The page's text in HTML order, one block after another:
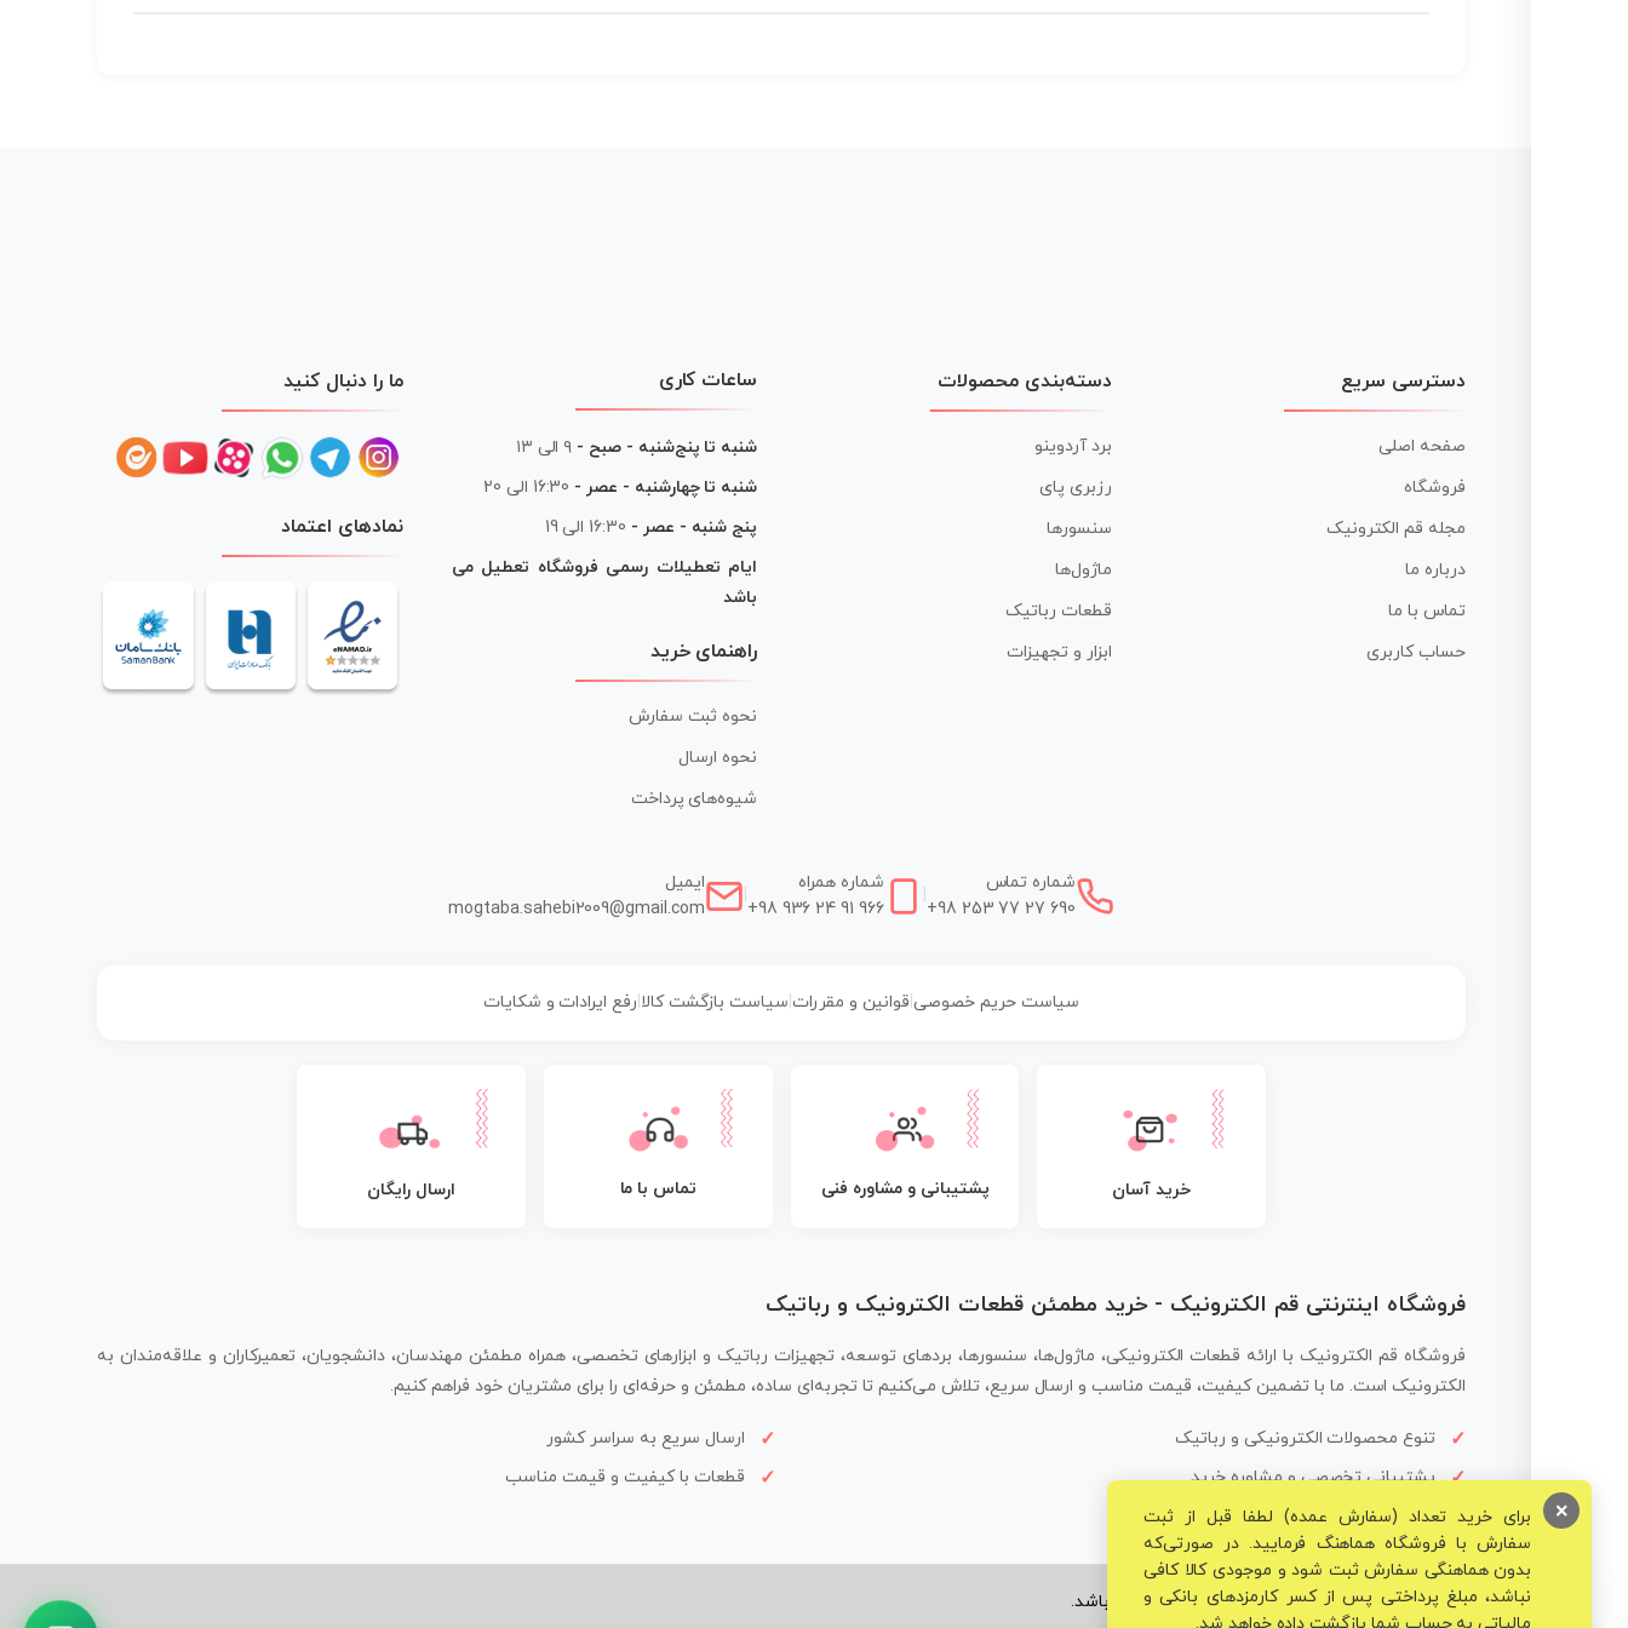
دسترسی سریع
صفحه اصلی
فروشگاه
مجله قم الکترونیک
درباره ما
تماس با ما
حساب کاربری
دسته‌بندی محصولات
برد آردوینو
رزبری پای
سنسورها
ماژول‌ها
قطعات رباتیک
ابزار و تجهیزات
ساعات کاری
شنبه تا پنج‌شنبه - صبح - ۹ الی ۱۳
شنبه تا چهارشنبه - عصر - 16:30 الی 20
پنج شنبه - عصر - 16:30 الی 19
ایام تعطیلات رسمی فروشگاه تعطیل می
باشد
راهنمای خرید
نحوه ثبت سفارش
نحوه ارسال
شیوه‌های پرداخت
ما را دنبال کنید
نمادهای اعتماد
شماره تماس
+98 253 77 27 690
شماره همراه
+98 936 24 91 966
ایمیل
mogtaba.sahebi2009@gmail.com
سیاست حریم خصوصی| قوانین و مقررات سیاست بازگشت کالا رفع ایرادات و شکایات
خرید آسان پشتیبانی و مشاوره فنی تماس با ما ارسال رایگان
فروشگاه اینترنتی قم الکترونیک - خرید مطمئن قطعات الکترونیک و رباتیک
فروشگاه قم الکترونیک با ارائه قطعات الکترونیکی، ماژول‌ها، سنسورها، بردهای توسعه، تجهیزات رباتیک و ابزارهای تخصصی، همراه مطمئن مهندسان، دانشجویان، تعمیرکاران و علاقه‌مندان به
الکترونیک است. ما با تضمین کیفیت، قیمت مناسب و ارسال سریع، تلاش می‌کنیم تا تجربه‌ای ساده، مطمئن و حرفه‌ای را برای مشتریان خود فراهم کنیم.
تنوع محصولات الکترونیکی و رباتیک
ارسال سریع به سراسر کشور
پشتیبانی تخصصی و مشاوره خرید
قطعات با کیفیت و قیمت مناسب
© تمامی حقوق برای فروشگاه تخصصی قم الکترونیک محفوظ می‌باشد.
برای خرید تعداد (سفارش عمده) لطفا قبل از ثبت
سفارش با فروشگاه هماهنگ فرمایید. در صورتی‌که
بدون هماهنگی سفارش ثبت شود و موجودی کالا کافی
نباشد، مبلغ پرداختی پس از کسر کارمزدهای بانکی و
×